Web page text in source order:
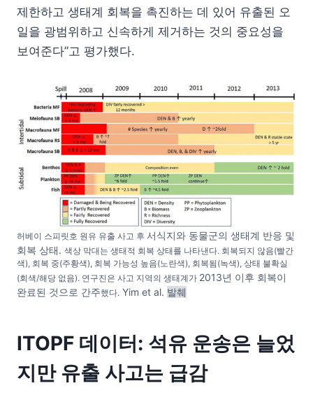
제한하고 생태계 회복을 촉진하는 데 있어 유출된 오
일을 광범위하고 신속하게 제거하는 것의 중요성을
보여준다”고 평가했다.
허베이 스피릿호 원유 유출 사고 후 서식지와 동물군의 생태계 반응 및
회복 상태. 색상 막대는 생태적 회복 상태를 나타낸다. 회복되지 않음(빨간
색), 회복 중(주황색), 회복 가능성 높음(노란색), 회복됨(녹색), 상태 불확실
(회색/해당 없음). 연구진은 사고 지역의 생태계가 2013년 이후 회복이
완료된 것으로 간주했다. Yim et al. 발췌
ITOPF 데이터: 석유 운송은 늘었
지만 유출 사고는 급감